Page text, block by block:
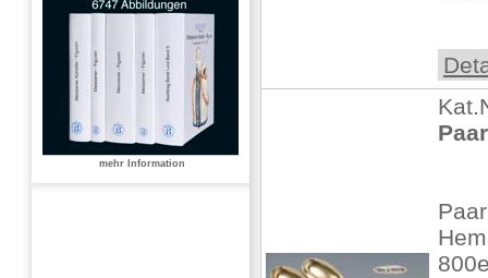
mehr Information